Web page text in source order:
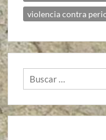
violencia contra